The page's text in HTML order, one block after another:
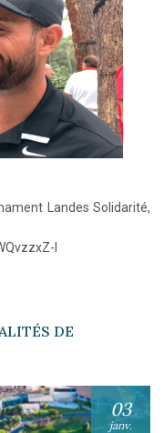
Landes Solidarité,
I
DE
03
janv.